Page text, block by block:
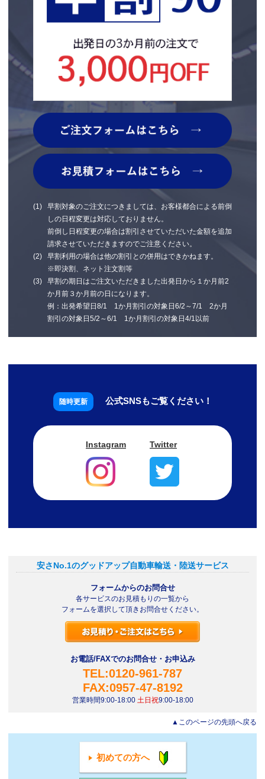
早割対象のご注文につきましては、お客様都合による前倒
しの日程変更は対応しておりません。
前倒し日程変更の場合は割引させていただいた金額を追加
請求させていただきますのでご注意ください。
早割利用の場合は他の割引との併用はできかねます。
※即決割、ネット注文割等
早割の期日はご注文いただきました出発日から１か月前2
か月前３か月前の日になります。
例：出発希望日8/1 1か月割引の対象日6/2～7/1 2か月
割引の対象日5/2～6/1 1か月割引の対象日4/1以前
公式SNSもご覧ください！
Instagram Twitter
安さNo.1のグッドアップ自動車輸送・陸送サービス
フォームからのお問合せ
各サービスのお見積もりの一覧から
フォームを選択して頂きお問合せください。
お電話/FAXでのお問合せ・お申込み
TEL:0120-961-787
FAX:0957-47-8192
営業時間9:00-18:00 土日祝9:00-18:00
▲このページの先頭へ戻る
初めての方へ